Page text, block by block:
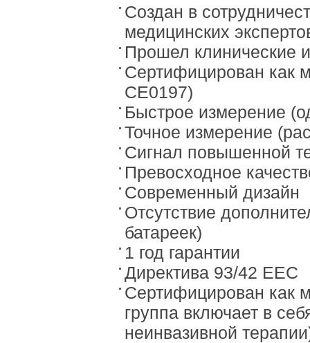
Создан в
медицинских
Прошел клинические
Сертифицирован как
CE0197)
Быстрое измерение
Точное измерение
Сигнал повышенной
Превосходное
Современный дизайн
Отсутствие
батареек)
1 год гарантии
Директива 93/42 EEC
Сертифицирован как
группа включает в
неинвазивной